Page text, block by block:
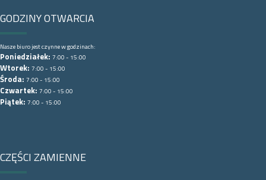
GODZINY OTWARCIA
Nasze biuro jest czynne w godzinach:
Poniedziałek: 7:00 - 15:00
Wtorek: 7:00 - 15:00
Środa: 7:00 - 15:00
Czwartek: 7:00 - 15:00
Piątek: 7:00 - 15:00
CZĘŚCI ZAMIENNE